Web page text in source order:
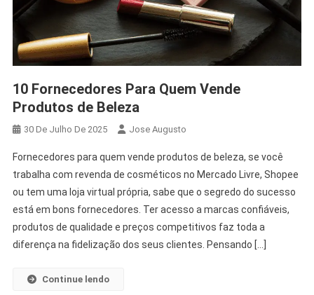
10 Fornecedores Para Quem Vende
Produtos de Beleza
30 De Julho De 2025 Jose Augusto
Fornecedores para quem vende produtos de beleza, se você
trabalha com revenda de cosméticos no Mercado Livre, Shopee
ou tem uma loja virtual própria, sabe que o segredo do sucesso
está em bons fornecedores. Ter acesso a marcas confiáveis,
produtos de qualidade e preços competitivos faz toda a
diferença na fidelização dos seus clientes. Pensando […]
Continue lendo